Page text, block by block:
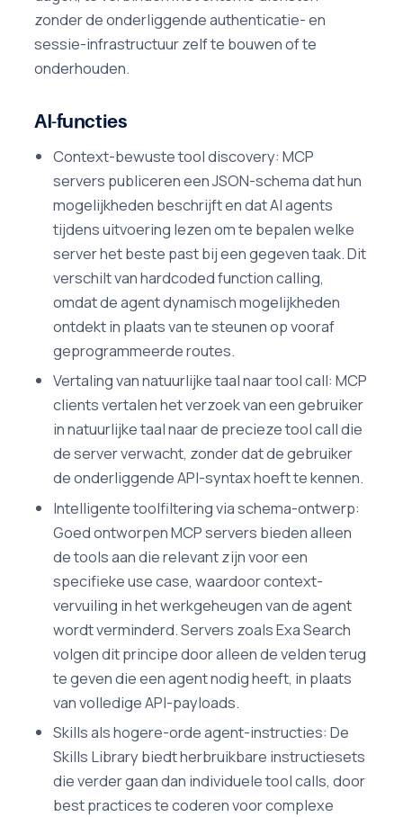
zonder de onderliggende authenticatie- en
sessie-infrastructuur zelf te bouwen of te
onderhouden.
AI-functies
Context-bewuste tool discovery: MCP
servers publiceren een JSON-schema dat hun
mogelijkheden beschrijft en dat AI agents
tijdens uitvoering lezen om te bepalen welke
server het beste past bij een gegeven taak. Dit
verschilt van hardcoded function calling,
omdat de agent dynamisch mogelijkheden
ontdekt in plaats van te steunen op vooraf
geprogrammeerde routes.
Vertaling van natuurlijke taal naar tool call: MCP
clients vertalen het verzoek van een gebruiker
in natuurlijke taal naar de precieze tool call die
de server verwacht, zonder dat de gebruiker
de onderliggende API-syntax hoeft te kennen.
Intelligente toolfiltering via schema-ontwerp:
Goed ontworpen MCP servers bieden alleen
de tools aan die relevant zijn voor een
specifieke use case, waardoor context-
vervuiling in het werkgeheugen van de agent
wordt verminderd. Servers zoals Exa Search
volgen dit principe door alleen de velden terug
te geven die een agent nodig heeft, in plaats
van volledige API-payloads.
Skills als hogere-orde agent-instructies: De
Skills Library biedt herbruikbare instructiesets
die verder gaan dan individuele tool calls, door
best practices te coderen voor complexe